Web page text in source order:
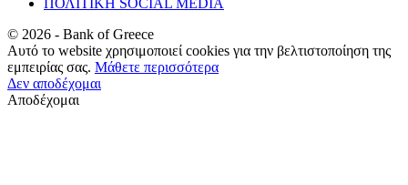
© 2026 - Bank of Greece
Αυτό το website χρησιμοποιεί cookies για την βελτιστοποίηση της
εμπειρίας σας. Μάθετε περισσότερα
Δεν αποδέχομαι
Αποδέχομαι